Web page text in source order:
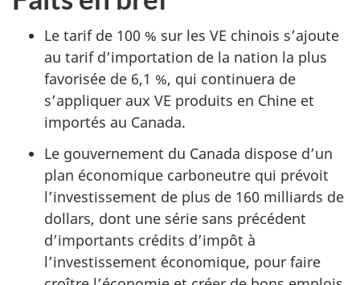
Le tarif de 100 % sur les VE chinois s’ajoute
au tarif d’importation de la nation la plus
favorisée de 6,1 %, qui continuera de
s’appliquer aux VE produits en Chine et
importés au Canada.
Le gouvernement du Canada dispose d’un
plan économique carboneutre qui prévoit
l’investissement de plus de 160 milliards de
dollars, dont une série sans précédent
d’importants crédits d’impôt à
l’investissement économique, pour faire